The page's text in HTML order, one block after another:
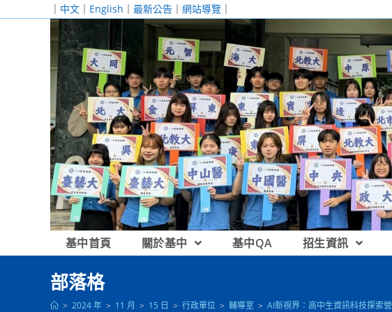
｜ 中文 ｜ English ｜ 最新公告 ｜ 網站導覽 ｜
基中首頁 關於基中 基中QA 招生資訊
部落格
> 2024 年 > 11 月 > 15 日 > 行政單位 > 輔導室 > AI新視界：高中生資訊科技探索營